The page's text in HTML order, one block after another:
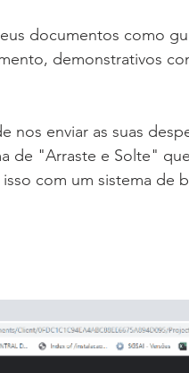
documentos como
demonstrativos
nos enviar as suas
de "Arraste e Solte"
com um sistema de